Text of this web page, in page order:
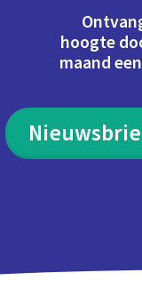
hoogte
maand